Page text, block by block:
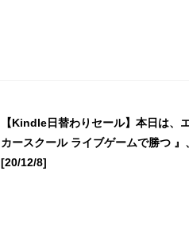
【Kindle日替わりセール】本日は、
カースクール ライブゲームで勝つ
[20/12/8]